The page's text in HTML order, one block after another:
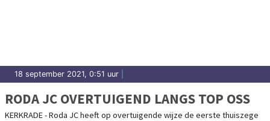
18 september 2021, 0:51 uur
RODA JC OVERTUIGEND LANGS TOP OSS
KERKRADE - Roda JC heeft op overtuigende wijze de eerste thuiszege